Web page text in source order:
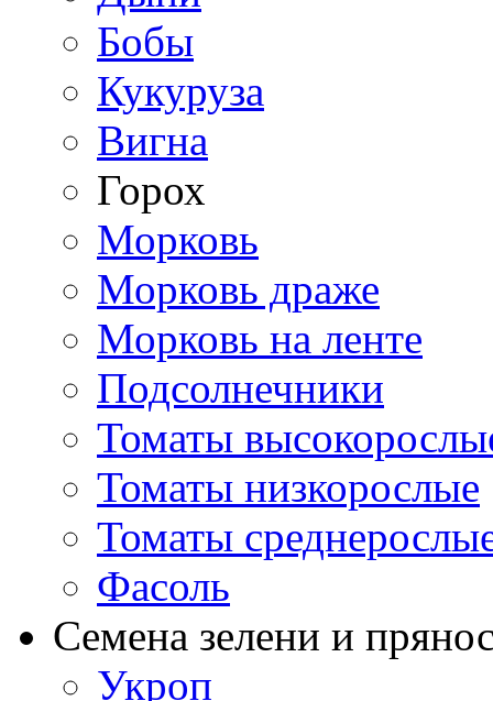
Бобы
Кукуруза
Вигна
Горох
Морковь
Морковь драже
Морковь на ленте
Подсолнечники
Томаты
Томаты низкорослые
Томаты
Фасоль
Семена зелени и
Укроп